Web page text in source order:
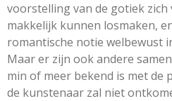
voorstelling van de gotiek
makkelijk kunnen losmaken,
romantische notie welbewust
Maar er zijn ook andere
min of meer bekend is met de
de kunstenaar zal niet